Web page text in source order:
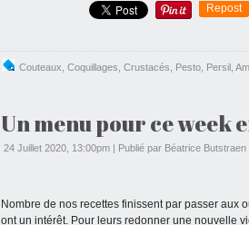
Repost
Couteaux Coquillages Crustacés Pesto Persil
Un menu pour ce week
24 Juillet 2020, 13:00pm | Publié par Béatrice
Nombre de nos recettes finissent par passer aux
ont un intérêt. Pour leurs redonner une nouvelle